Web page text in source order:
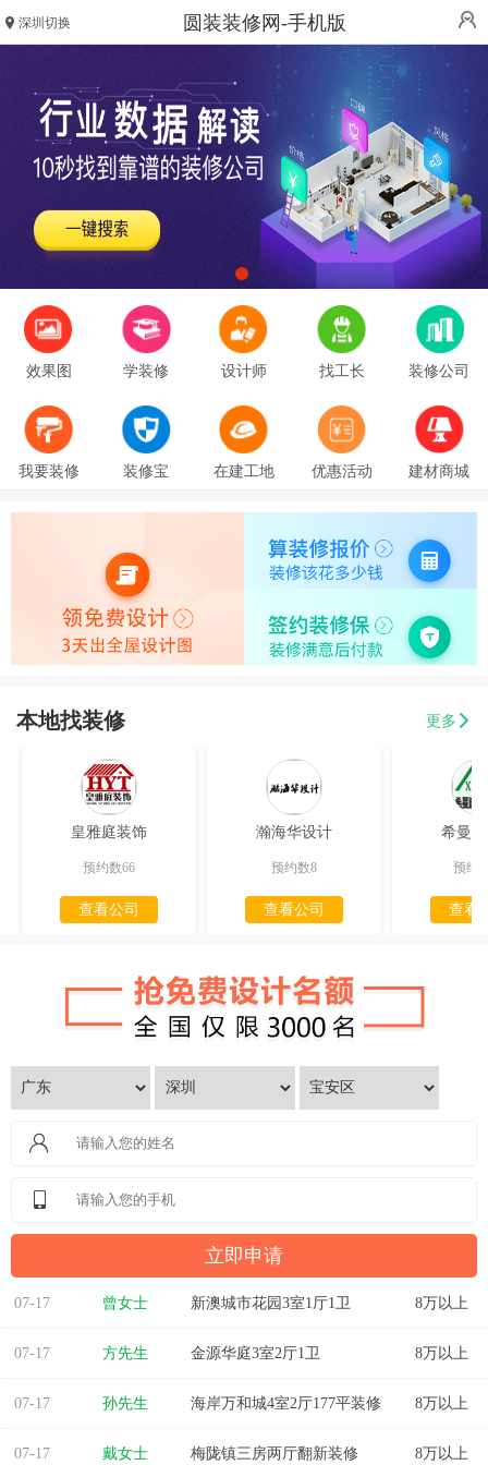
深圳切换 圆装装修网-手机版
效果图 学装修 设计师 找工长 装修公司
我要装修 装修宝 在建工地 优惠活动 建材商城
本地找装修 更多
皇雅庭装饰
预约数66
查看公司
瀚海华设计
预约数8
查看公司
希曼
预约
查看
07-17 曾女士 新澳城市花园3室1厅1卫 8万以上
07-17 方先生 金源华庭3室2厅1卫 8万以上
07-17 孙先生 海岸万和城4室2厅177平装修 8万以上
07-17 戴女士 梅陇镇三房两厅翻新装修 8万以上